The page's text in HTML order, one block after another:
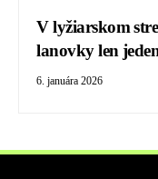
V lyžiarskom
lanovky len
6. januára 2026